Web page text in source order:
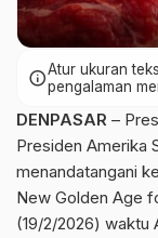
infoAtur ukuran
pengalaman
DENPASAR –
Presiden Amerika
menandatangani
New Golden Age
(19/2/2026) waktu